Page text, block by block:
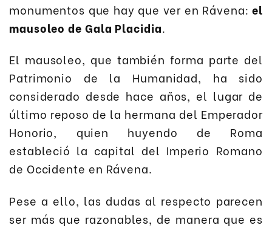
monumentos que hay que ver en Rávena:el
mausoleo de Gala Placidia.
El mausoleo, que también forma parte del
Patrimonio de la Humanidad, ha sido
considerado desde hace años, el lugar de
último reposo de la hermana del Emperador
Honorio, quien huyendo de Roma
estableció la capital del Imperio Romano
de Occidente en Rávena.
Pese a ello, las dudas al respecto parecen
ser más que razonables, de manera que es